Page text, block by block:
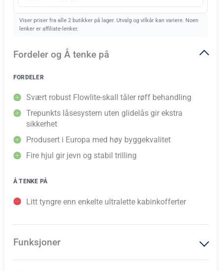
Viser priser fra alle 2 butikker på lager. Utvalg og vilkår kan variere. Noen
lenker er affiliate-lenker.
Fordeler og Å tenke på
FORDELER
Svært robust Flowlite-skall tåler røff behandling
Trepunkts låsesystem uten glidelås gir ekstra
sikkerhet
Produsert i Europa med høy byggekvalitet
Fire hjul gir jevn og stabil trilling
Å TENKE PÅ
Litt tyngre enn enkelte ultralette kabinkofferter
Funksjoner